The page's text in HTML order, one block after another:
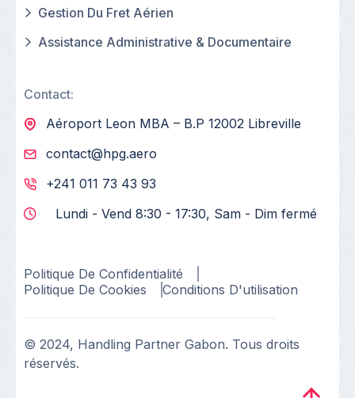
Gestion Du Fret Aérien
Assistance Administrative & Documentaire
Contact:
Aéroport Leon MBA – B.P 12002 Libreville
contact@hpg.aero
+241 011 73 43 93
Lundi - Vend 8:30 - 17:30, Sam - Dim fermé
Politique De Confidentialité
Politique De Cookies
Conditions D'utilisation
© 2024, Handling Partner Gabon. Tous droits
réservés.